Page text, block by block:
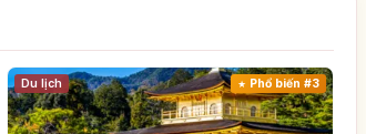
Du lịch Phổ biến #3